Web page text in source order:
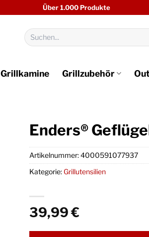
Über 1.000 Produkte
Suchen
nach:
Grillkamine Grillzubehör
Enders®
39,99€
Artikelnummer:4000591077937
Kategorie: Grillutensilien